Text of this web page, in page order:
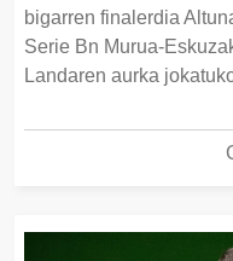
bigarren finalerdia
Serie Bn Murua-
Landaren aurka